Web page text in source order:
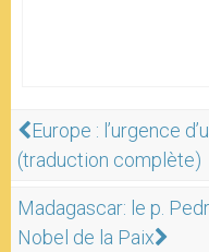
Europe : l’urgence
(traduction complète)
Madagascar: le p.
Nobel de la Paix